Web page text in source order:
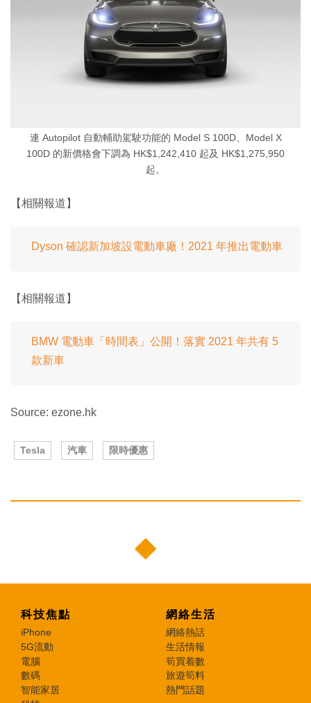
連 Autopilot 自動輔助駕駛功能的 Model S 100D、Model X
100D 的新價格會下調為 HK$1,242,410 起及 HK$1,275,950
起。
【相關報道】
Dyson 確認新加坡設電動車廠！2021 年推出電動車
【相關報道】
BMW 電動車「時間表」公開！落實 2021 年共有 5
款新車
Source: ezone.hk
Tesla 汽車 限時優惠
科技焦點
iPhone
5G流動
電腦
數碼
智能家居
網絡生活
網絡熱話
生活情報
筍買着數
旅遊筍料
熱門話題